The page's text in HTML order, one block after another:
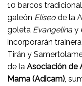
10 barcos
galeón Eliseo de la
goleta Evangelina y
incorporarán
Tirán y
de la Asociación de
Mama (Adicam),